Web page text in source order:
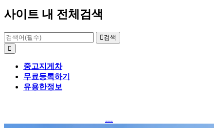
사이트 내 전체검색
검색
중고지게차
무료등록하기
유용한정보
....